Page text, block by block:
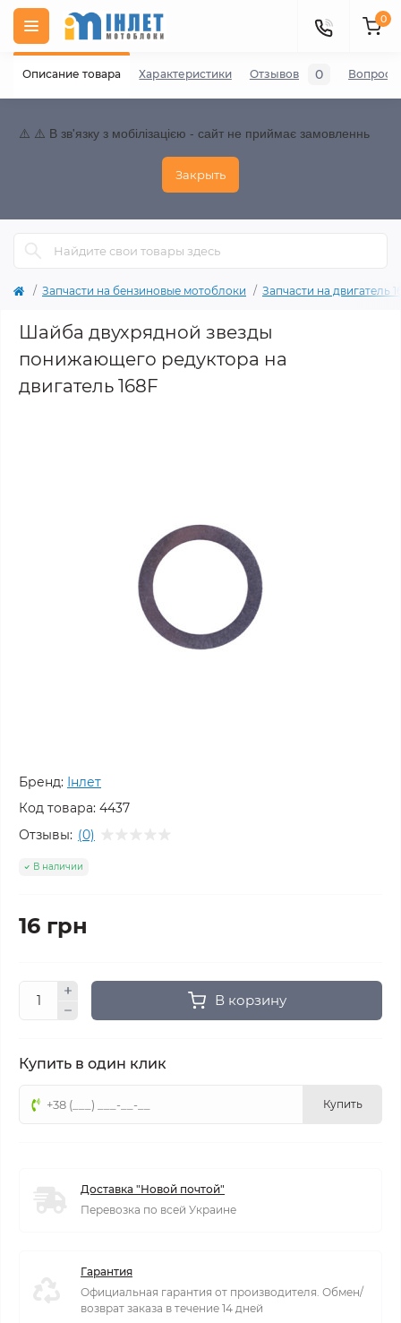
⚠️ ⚠️ В зв'язку з мобілізацією - сайт не приймає замовленнь
Закрыть
0
Запчасти на бензиновые мотоблоки Запчасти на двигатель
Шайба двухрядной звезды
понижающего редуктора на
двигатель 168F
Бренд: Інлет
Код товара: 4437
Отзывы: (0)
В наличии
16 грн
В корзину
Купить в один клик
Купить
Доставка "Новой почтой"
Перевозка по всей Украине
Гарантия
Официальная гарантия от производителя. Обмен/
возврат заказа в течение 14 дней
Описание товара Характеристики Отзывов 0 Вопросы